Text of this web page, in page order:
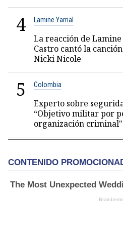
4 Lamine Yamal
La reacción de
Castro cantó la
Nicki Nicole
5 Colombia
Experto sobre
“Objetivo militar por
organización criminal"